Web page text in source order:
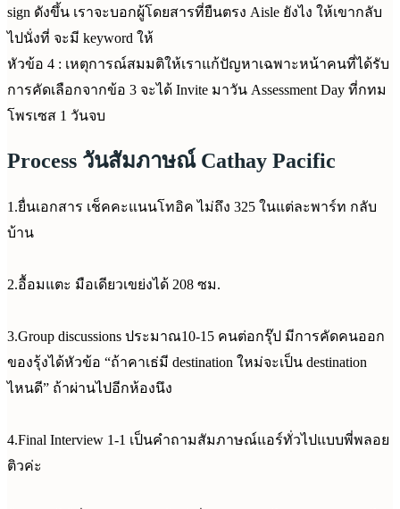
sign ดังขึ้น เราจะบอกผู้โดยสารที่ยืนตรง Aisle ยังไง ให้เขากลับ
ไปนั่งที่ จะมี keyword ให้
หัวข้อ 4 : เหตุการณ์สมมติให้เราแก้ปัญหาเฉพาะหน้าคนที่ได้รับ
การคัดเลือกจากข้อ 3 จะได้ Invite มาวัน Assessment Day ที่กทม
โพรเซส 1 วันจบ
Process วันสัมภาษณ์ Cathay Pacific
1.ยื่นเอกสาร เช็คคะแนนโทอิค ไม่ถึง 325 ในแต่ละพาร์ท กลับ
บ้าน
2.อื้อมแตะ มือเดียวเขย่งได้ 208 ซม.
3.Group discussions ประมาณ10-15 คนต่อกรุ๊ป มีการคัดคนออก
ของรุ้งได้หัวข้อ “ถ้าคาเธ่มี destination ใหม่จะเป็น destination
ไหนดี” ถ้าผ่านไปอีกห้องนึง
4.Final Interview 1-1 เป็นคำถามสัมภาษณ์แอร์ทั่วไปแบบพี่พลอย
ติวค่ะ